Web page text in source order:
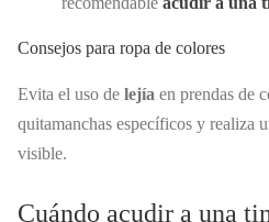
Consejos para ropa de colores
Evita el uso de lejía en prendas de
quitamanchas específicos y realiza
visible.
Cuándo acudir a una